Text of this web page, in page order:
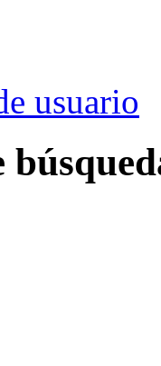
usuario